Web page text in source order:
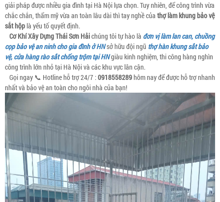
giải pháp được nhiều gia đình tại Hà Nội lựa chọn. Tuy nhiên, để công trình vừa
chắc chắn, thẩm mỹ vừa an toàn lâu dài thì tay nghề của thợ làm khung bảo vệ
sắt hộp là yếu tố quyết định.
Cơ Khí Xây Dựng Thái Sơn Hảichúng tôi tự hào là đơn vị làm lan can, chuồng
cọp bảo vệ an ninh cho gia đình ở HNsở hữu đội ngũ thợ hàn khung sắt bảo
vệ, cửa hàng rào sắt chống trộm tại HNgiàu kinh nghiệm, thi công hàng nghìn
công trình lớn nhỏ tại Hà Nội và các khu vực lân cận.
Gọi ngay 📞 Hotline hỗ trợ 24/7 :0918558289hôm nay để được hỗ trợ nhanh
nhất và bảo vệ an toàn cho ngôi nhà của bạn!